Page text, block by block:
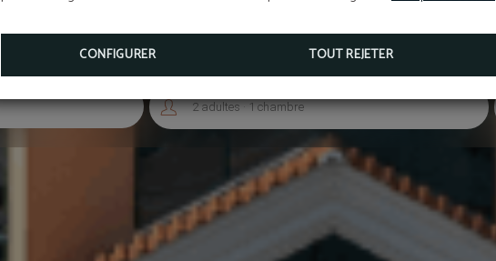
CONFIGURER TOUT REJETER
 2 adultes.1 chambre